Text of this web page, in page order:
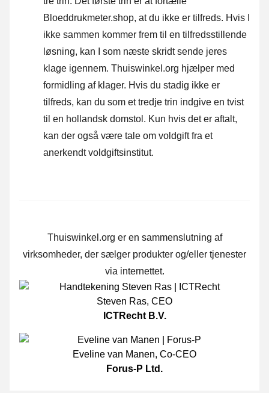
Bloeddrukmeter.shop, at du ikke er tilfreds. Hvis I
ikke sammen kommer frem til en tilfredsstillende
løsning, kan I som næste skridt sende jeres
klage igennem. Thuiswinkel.org hjælper med
formidling af klager. Hvis du stadig ikke er
tilfreds, kan du som et tredje trin indgive en tvist
til en hollandsk domstol. Kun hvis det er aftalt,
kan der også være tale om voldgift fra et
anerkendt voldgiftsinstitut.
Thuiswinkel.org er en sammenslutning af
virksomheder, der sælger produkter og/eller tjenester
via internettet.
Steven Ras, CEO
ICTRecht B.V.
Eveline van Manen, Co-CEO
Forus-P Ltd.